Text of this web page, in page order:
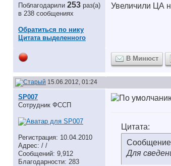
Поблагодарили 253 раз(а)
в 238 сообщениях
Обратиться по нику
Цитата выделенного
Увеличили ЦА
В Минюст
15.06.2012, 01:24
SP007
Сотрудник ФССП
Регистрация: 10.04.2010
Адрес: / /
Сообщений: 9,912
Благодарности: 283
Цитата:
Сообщение
Для